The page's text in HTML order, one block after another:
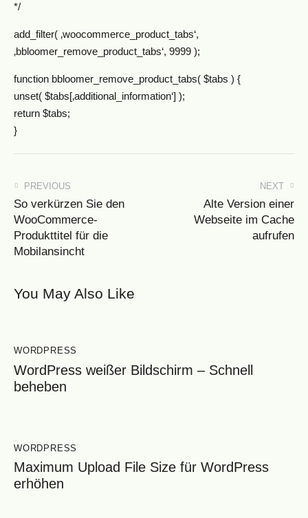
*/
add_filter( ‚woocommerce_product_tabs‘,
‚bbloomer_remove_product_tabs‘, 9999 );
function bbloomer_remove_product_tabs( $tabs ) {
unset( $tabs[‚additional_information‘] );
return $tabs;
}
PREVIOUS
So verkürzen Sie den
WooCommerce-
Produkttitel für die
Mobilansincht
NEXT
Alte Version einer
Webseite im Cache
aufrufen
You May Also Like
WORDPRESS
WordPress weißer Bildschirm – Schnell
beheben
WORDPRESS
Maximum Upload File Size für WordPress
erhöhen